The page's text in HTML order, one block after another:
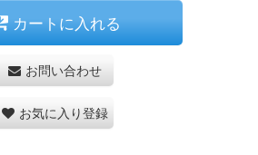
カートに入れる
お問い合わせ
お気に入り登録